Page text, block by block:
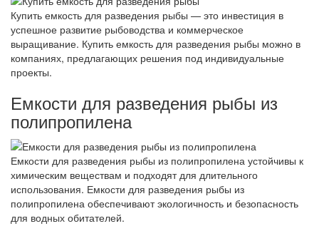
Купить емкость для разведения рыбы — это инвестиция в
успешное развитие рыбоводства и коммерческое
выращивание. Купить емкость для разведения рыбы можно в
компаниях, предлагающих решения под индивидуальные
проекты.
Емкости для разведения рыбы из
полипропилена
Емкости для разведения рыбы из полипропилена устойчивы к
химическим веществам и подходят для длительного
использования. Емкости для разведения рыбы из
полипропилена обеспечивают экологичность и безопасность
для водных обитателей.